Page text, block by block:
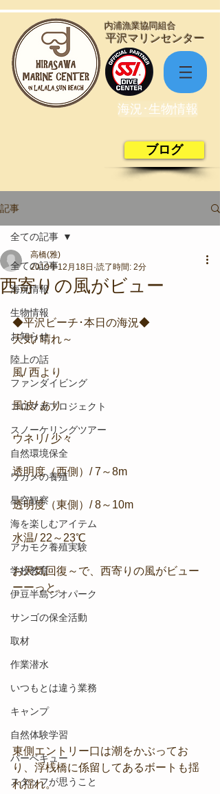
​平沢マリンセンター
​内浦漁業協同組合
海況･生物情報
ブログ
記事
全ての記事
海況情報
生物情報
お知らせ
陸上の話
ファンダイビング
コロマガプロジェクト
スノーケリングツアー
自然環境保全
ワカメの養殖
星空観察
海を楽しむアイテム
アカモク養殖実験
学校教育
伊豆半島ジオパーク
サンゴの保全活動
取材
作業潜水
いつもとは違う業務
キャンプ
自然体験学習
バーベキュー
スタッフが思うこと
全ての記事
西寄りの風がビュー
高橋(雅)
2019年12月18日 読了時間: 2分
◆平沢ビーチ･本日の海況◆
天気/ 晴れ～
風/ 西より
風波/ あり
ウネリ/ 少々
透明度（西側）/ 7～8m
透明度（東側）/ 8～10m
水温/ 22～23℃
お天気回復～で、西寄りの風がビュー
ーーっと。
東側エントリー口は潮をかぶってお
り、浮桟橋に係留してあるボートも揺
れ揺れ。